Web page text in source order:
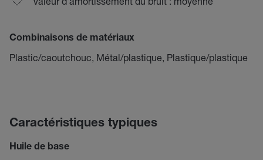
Combinaisons de matériaux
Plastic/caoutchouc, Métal/plastique, Plastique/plastique
Caractéristiques typiques
Huile de base